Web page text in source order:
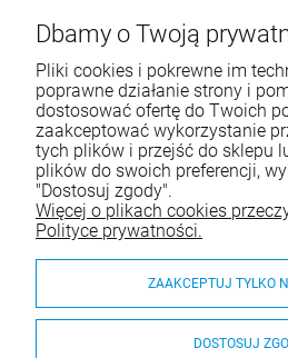
SWIP Decortrend Sp. z
ul. Legnicka
25-328
NIP: 959-197-
Tel.:
517-
e-mail:
Pomoc
Moje
Płatności i
Dbamy o Twoją
Pliki cookies i pokrewne im
poprawne działanie strony i
dostosować ofertę do Twoich
zaakceptować wykorzystanie
tych plików i przejść do sklepu
plików do swoich preferencji,
"Dostosuj zgody".
Więcej o plikach cookies
Polityce prywatności.
ZAAKCEPTUJ TYLKO
DOSTOSUJ